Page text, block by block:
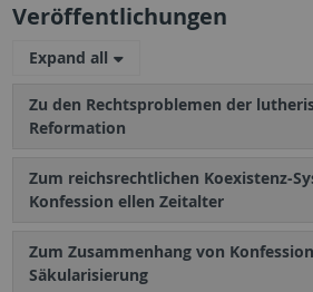
Veröffentlichungen
Expand all
Zu den Rechtsproblemen der
Reformation
Zum reichsrechtlichen Koexistenz-
Konfession ellen Zeitalter
Zum Zusammenhang von
Säkularisierung